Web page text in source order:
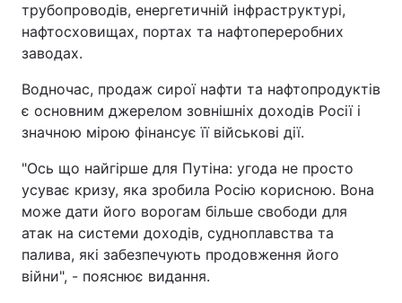
трубопроводів, енергетичній інфраструктурі,
нафтосховищах, портах та нафтопереробних
заводах.
Водночас, продаж сирої нафти та нафтопродуктів
є основним джерелом зовнішніх доходів Росії і
значною мірою фінансує її військові дії.
"Ось що найгірше для Путіна: угода не просто
усуває кризу, яка зробила Росію корисною. Вона
може дати його ворогам більше свободи для
атак на системи доходів, судноплавства та
палива, які забезпечують продовження його
війни", - пояснює видання.